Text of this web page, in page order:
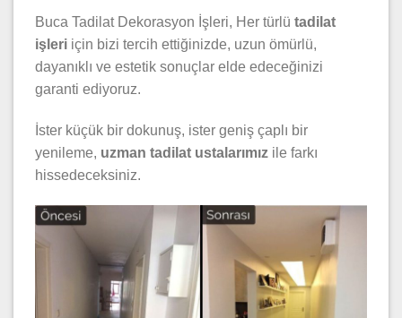
Buca Tadilat Dekorasyon İşleri, Her türlü tadilat
işleri için bizi tercih ettiğinizde, uzun ömürlü,
dayanıklı ve estetik sonuçlar elde edeceğinizi
garanti ediyoruz.
İster küçük bir dokunuş, ister geniş çaplı bir
yenileme, uzman tadilat ustalarımız ile farkı
hissedeceksiniz.